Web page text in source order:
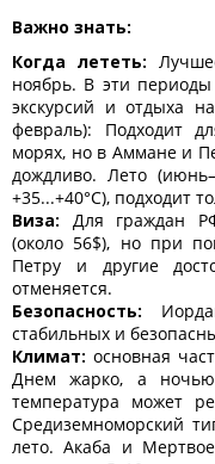
Важно знать:
Когда лететь:
ноябрь. В эти периоды
экскурсий и отдыха
февраль): Подходит
морях, но в Аммане и
дождливо. Лето
+35...+40°C), подходит
Виза: Для граждан
(около 56$), но при
Петру и другие
отменяется.
Безопасность:
стабильных и
Климат: основная
Днем жарко, а
температура может
Средиземноморский
лето. Акаба и